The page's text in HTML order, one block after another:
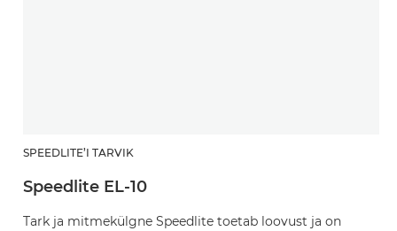
SPEEDLITE’I TARVIK
Speedlite EL-10
Tark ja mitmekülgne Speedlite toetab loovust ja on